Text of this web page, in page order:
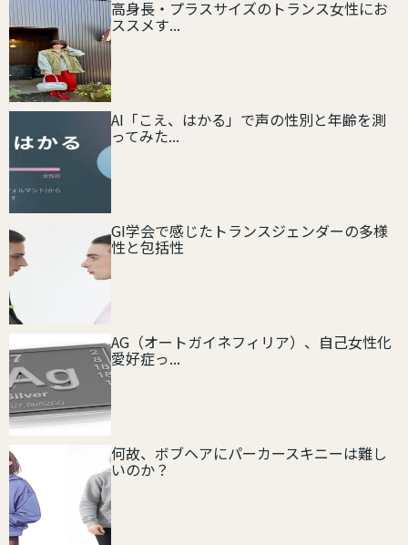
高身長・プラスサイズのトランス女性にお
ススメす...
AI「こえ、はかる」で声の性別と年齢を測
ってみた...
GI学会で感じたトランスジェンダーの多様
性と包括性
AG（オートガイネフィリア）、自己女性化
愛好症っ...
何故、ボブヘアにパーカースキニーは難し
いのか？